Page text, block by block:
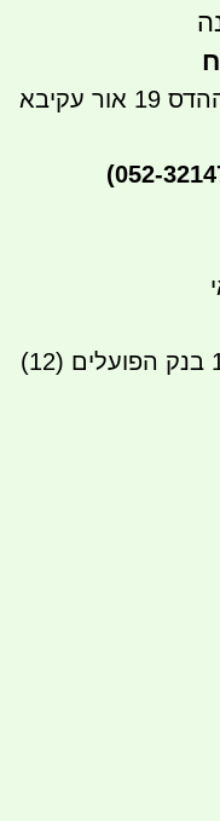
עקיבא
(052-
העברה בנקאית לחשבון 12230 בנק הפועלים (12)